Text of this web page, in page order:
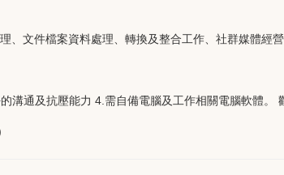
、文件檔案資料處理、轉換及整合工作、社群媒體經
通及抗壓能力 4.需自備電腦及工作相關電腦軟體。